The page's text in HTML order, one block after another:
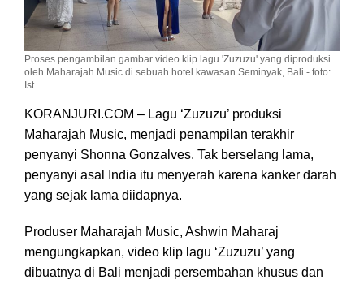
Proses pengambilan gambar video klip lagu 'Zuzuzu' yang diproduksi
oleh Maharajah Music di sebuah hotel kawasan Seminyak, Bali - foto:
Ist.
KORANJURI.COM – Lagu ‘Zuzuzu’ produksi
Maharajah Music, menjadi penampilan terakhir
penyanyi Shonna Gonzalves. Tak berselang lama,
penyanyi asal India itu menyerah karena kanker darah
yang sejak lama diidapnya.
Produser Maharajah Music, Ashwin Maharaj
mengungkapkan, video klip lagu ‘Zuzuzu’ yang
dibuatnya di Bali menjadi persembahan khusus dan